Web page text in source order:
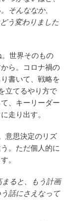
そんななか、
う変わりました
世界そのもの
ら。コロナ禍の
書いて、戦略を
立てるやり方で
、キーリーダー
走り出す。
意思決定のリズ
。ただ個人的に
。
ると、もう計画
話にさえなって